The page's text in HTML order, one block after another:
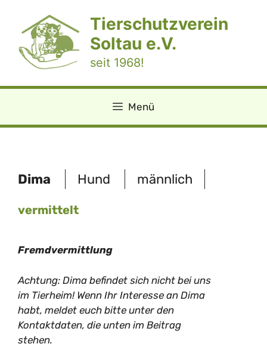
springen
Tierschutzverein
Soltau e.V.
seit 1968!
Menü
Dima Hund männlich
vermittelt
Fremdvermittlung
Achtung: Dima befindet sich nicht bei uns
im Tierheim! Wenn Ihr Interesse an Dima
habt, meldet euch bitte unter den
Kontaktdaten, die unten im Beitrag
stehen.